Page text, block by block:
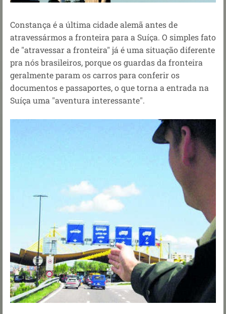
Constança é a última cidade alemã antes de
atravessármos a fronteira para a Suíça. O simples fato
de "atravessar a fronteira" já é uma situação diferente
pra nós brasileiros, porque os guardas da fronteira
geralmente param os carros para conferir os
documentos e passaportes, o que torna a entrada na
Suíça uma "aventura interessante".